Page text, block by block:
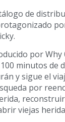
de
por Why
minutos de
y sigue el
por
viejas